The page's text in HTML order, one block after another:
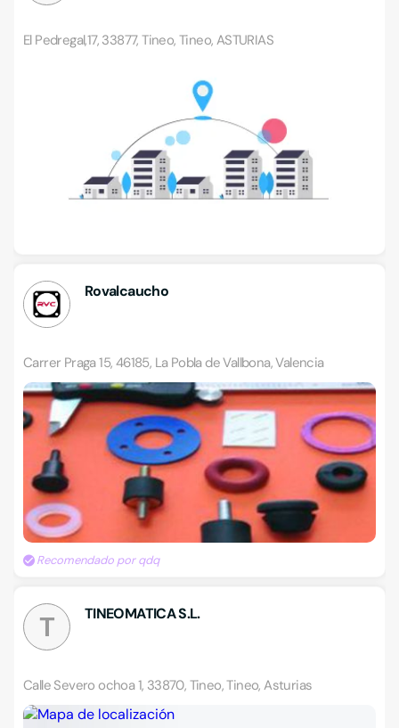
El Pedregal,17, 33877, Tineo, Tineo, ASTURIAS
Rovalcaucho
Carrer Praga 15, 46185, La Pobla de Vallbona, Valencia
Recomendado por qdq
T TINEOMATICA S.L.
Calle Severo ochoa 1, 33870, Tineo, Tineo, Asturias